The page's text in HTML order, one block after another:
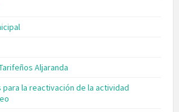
Aljaranda
la reactivación de la actividad